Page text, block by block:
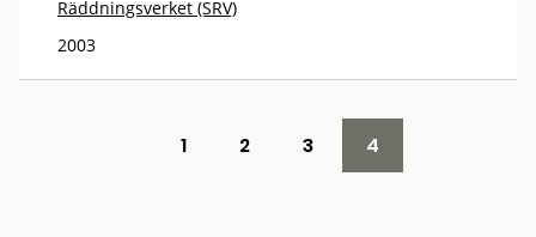
Räddningsverket (SRV)
2003
1 2 3 4